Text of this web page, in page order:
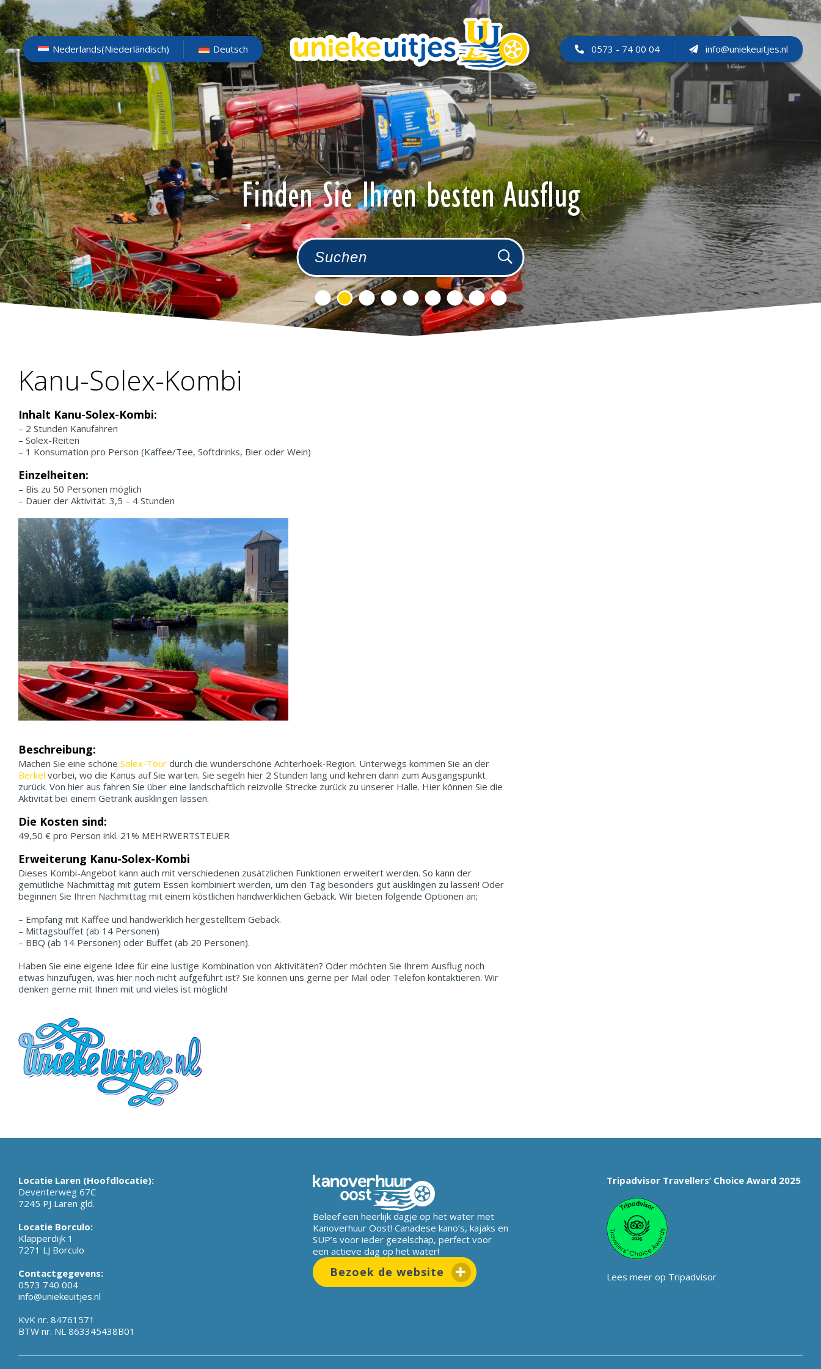
Nederlands(Niederländisch) Deutsch 0573 - 74 00 04 info@uniekeuitjes.nl
Finden Sie Ihren besten Ausflug
Kanu-Solex-Kombi
Inhalt Kanu-Solex-Kombi:
– 2 Stunden Kanufahren
– Solex-Reiten
– 1 Konsumation pro Person (Kaffee/Tee, Softdrinks, Bier oder Wein)
Einzelheiten:
– Bis zu 50 Personen möglich
– Dauer der Aktivität: 3,5 – 4 Stunden
Beschreibung:
Machen Sie eine schöne Solex-Tour durch die wunderschöne Achterhoek-Region. Unterwegs kommen Sie an der
Berkel vorbei, wo die Kanus auf Sie warten. Sie segeln hier 2 Stunden lang und kehren dann zum Ausgangspunkt
zurück. Von hier aus fahren Sie über eine landschaftlich reizvolle Strecke zurück zu unserer Halle. Hier können Sie die
Aktivität bei einem Getränk ausklingen lassen.
Die Kosten sind:
49,50 € pro Person inkl. 21% MEHRWERTSTEUER
Erweiterung Kanu-Solex-Kombi
Dieses Kombi-Angebot kann auch mit verschiedenen zusätzlichen Funktionen erweitert werden. So kann der
gemütliche Nachmittag mit gutem Essen kombiniert werden, um den Tag besonders gut ausklingen zu lassen! Oder
beginnen Sie Ihren Nachmittag mit einem köstlichen handwerklichen Gebäck. Wir bieten folgende Optionen an;
– Empfang mit Kaffee und handwerklich hergestelltem Gebäck.
– Mittagsbuffet (ab 14 Personen)
– BBQ (ab 14 Personen) oder Buffet (ab 20 Personen).
Haben Sie eine eigene Idee für eine lustige Kombination von Aktivitäten? Oder möchten Sie Ihrem Ausflug noch
etwas hinzufügen, was hier noch nicht aufgeführt ist? Sie können uns gerne per Mail oder Telefon kontaktieren. Wir
denken gerne mit Ihnen mit und vieles ist möglich!
Locatie Laren (Hoofdlocatie):
Deventerweg 67C
7245 PJ Laren gld.
Locatie Borculo:
Klapperdijk 1
7271 LJ Borculo
Contactgegevens:
0573 740 004
info@uniekeuitjes.nl
KvK nr. 84761571
BTW nr. NL 863345438B01
Beleef een heerlijk dagje op het water met
Kanoverhuur Oost! Canadese kano’s, kajaks en
SUP’s voor ieder gezelschap, perfect voor
een actieve dag op het water!
Bezoek de website
Tripadvisor Travellers’ Choice Award 2025
Lees meer op Tripadvisor